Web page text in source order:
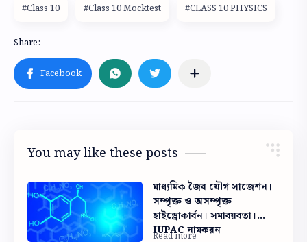
#Class 10 #Class 10 Mocktest #CLASS 10 PHYSICS
You may like these posts
মাধ্যমিক জৈব যৌগ সাজেশন।
সম্পৃক্ত ও অসম্পৃক্ত
হাইড্রোকার্বন। সমাবয়বতা।
IUPAC নামকরন